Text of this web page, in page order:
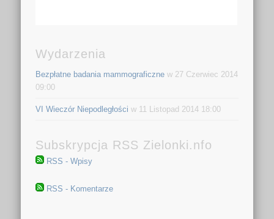
Wydarzenia
Bezpłatne badania mammograficzne w 27 Czerwiec 2014
09:00
VI Wieczór Niepodległości w 11 Listopad 2014 18:00
Subskrypcja RSS Zielonki.nfo
RSS - Wpisy
RSS - Komentarze